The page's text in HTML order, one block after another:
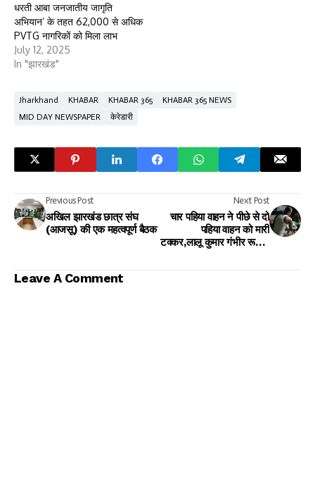
धरती आबा जनजातीय जागृति
अभियान’ के तहत 62,000 से अधिक
PVTG नागरिकों को मिला लाभ
July 12, 2025
In "झारखंड"
Jharkhand KHABAR KHABAR 365
KHABAR 365 NEWS
MID DAY NEWSPAPER
केरेडारी
Previous Post
अखिल झारखंड छात्र संघ
(आजसू) की एक महत्वपूर्ण बैठक
Next Post
चार पहिया वाहन ने पीछे से दो
पहिया वाहन को मारी
टक्कर,लालू कुमार गंभीर रूप से
Leave A Comment